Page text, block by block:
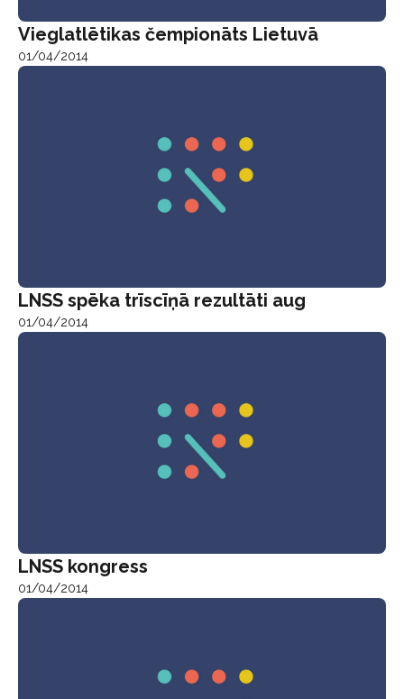
Vieglatlētikas čempionāts Lietuvā
01/04/2014
LNSS spēka trīscīņā rezultāti aug
01/04/2014
LNSS kongress
01/04/2014